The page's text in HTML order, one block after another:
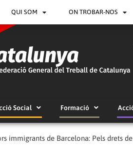
QUI SOM ON TROBAR-NOS
Social Formació
immigrants de Barcelona: Pels drets